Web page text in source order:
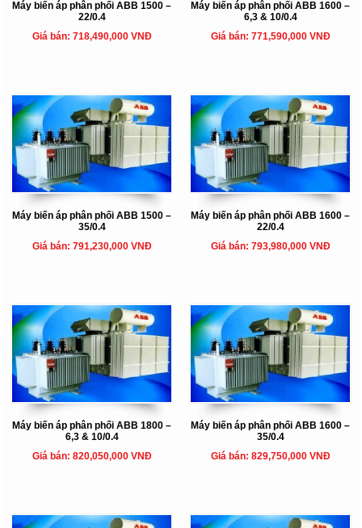
Máy biến áp phân phối ABB 1500 –
22/0.4
Giá bán: 718,490,000 VNĐ
Máy biến áp phân phối ABB 1600 –
6,3 & 10/0.4
Giá bán: 771,590,000 VNĐ
Máy biến áp phân phối ABB 1500 –
35/0.4
Giá bán: 791,230,000 VNĐ
Máy biến áp phân phối ABB 1600 –
22/0.4
Giá bán: 793,980,000 VNĐ
Máy biến áp phân phối ABB 1800 –
6,3 & 10/0.4
Giá bán: 820,050,000 VNĐ
Máy biến áp phân phối ABB 1600 –
35/0.4
Giá bán: 829,750,000 VNĐ